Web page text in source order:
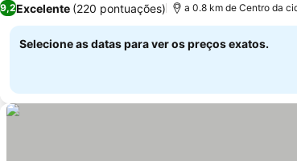
9,2Excelente (220 pontuações) a 0.8 km de Centro da
Selecione as datas para ver os preços exatos.